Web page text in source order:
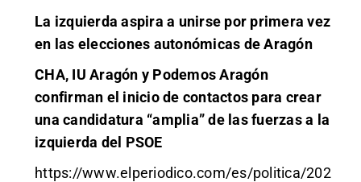
La izquierda aspira a unirse por primera vez
en las elecciones autonómicas de Aragón
CHA, IU Aragón y Podemos Aragón
confirman el inicio de contactos para crear
una candidatura “amplia” de las fuerzas a la
izquierda del PSOE
https://www.elperiodico.com/es/politica/202